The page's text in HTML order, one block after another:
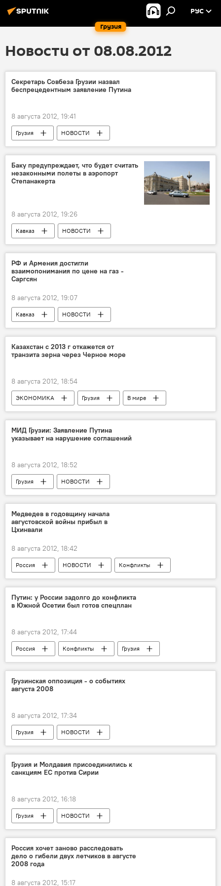
Грузия
РУС
Новости от 08.08.2012
Секретарь Совбеза Грузии назвал
беспрецедентным заявление Путина
8 августа 2012, 19:41
Грузия
НОВОСТИ
Четыре года после войны: реакции сторон
Баку предупреждает, что будет считать
незаконными полеты в аэропорт
Степанакерта
8 августа 2012, 19:26
Кавказ НОВОСТИ
РФ и Армения достигли
взаимопонимания по цене на газ -
Саргсян
8 августа 2012, 19:07
Кавказ НОВОСТИ
Казахстан с 2013 г откажется от
транзита зерна через Черное море
8 августа 2012, 18:54
ЭКОНОМИКА Грузия
В мире
НОВОСТИ
МИД Грузии: Заявление Путина
указывает на нарушение соглашений
8 августа 2012, 18:52
Грузия
НОВОСТИ
Четыре года после войны: реакции сторон
Медведев в годовщину начала
августовской войны прибыл в
Цхинвали
8 августа 2012, 18:42
Россия НОВОСТИ
Конфликты
Четыре года после войны: реакции сторон
Путин: у России задолго до конфликта
в Южной Осетии был готов спецплан
8 августа 2012, 17:44
Россия Конфликты
Грузия
НОВОСТИ
Четыре года после войны: реакции сторон
Грузинская оппозиция - о событиях
августа 2008
8 августа 2012, 17:34
Грузия
НОВОСТИ
Четыре года после войны: реакции сторон
Грузия и Молдавия присоединились к
санкциям ЕС против Сирии
8 августа 2012, 16:18
Грузия НОВОСТИ
Россия хочет заново расследовать
дело о гибели двух летчиков в августе
2008 года
8 августа 2012, 15:17